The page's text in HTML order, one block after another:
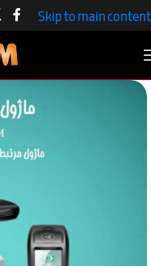
Skip to main content